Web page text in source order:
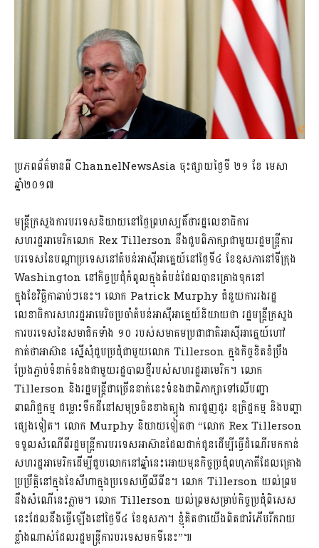
ប្រភពព័ត៌មានពី ChannelNewsAsia ចុះផ្សាយថ្ងៃទី ២១ ខែ មេសា
ឆ្នាំ២០១៧
មន្រ្តីក្រសួងការបរទេសនិយាយនៅថ្ងៃព្រហស្បតិ៍ថារដ្ឋលេខាធិការ
សហរដ្ឋអាមេរិកលោក Rex Tillerson នឹងជួបពិភាក្សាជាមួយរដ្ឋមន្ត្រីការ
បរទេសនៃបណ្តាប្រទេសនៅតំបន់អាស៊ីអាគ្នេយ៍នៅថ្ងៃទី៤ ខែឧសភានៅទីក្រុង
Washington នៅកិច្ចប្រជុំកំពូលក្នុងតំបន់ដែលបានគ្រោងទុកនៅ
ក្នុងខែវិច្ឆិកាឆាប់ៗនេះ។ លោក Patrick Murphy ជំនួយការរងរដ្ឋ
លេខាធិការសហរដ្ឋអាមេរិចប្រចាំតំបន់អាស៊ីអាគ្នេយ៍និយាយថា រដ្ឋមន្ត្រីក្រសួង
ការបរទេសនៃសមាជិកទាំង ១០ របស់សមាគមប្រជាជាតិអាស៊ីអាគ្នេយ៍ហៅ
កាត់ថាអាស៊ាន ស្នើសុំជួបប្រជុំជាមួយលោក Tillerson ក្នុងកិច្ចខិតខំប្រឹង
ប្រែងភ្ជាប់ទំនាក់ទំនងជាមួយរដ្ឋបាលថ្មីរបស់សហរដ្ឋអាមេរិក។ លោក
Tillerson និងរដ្ឋមន្ត្រីជាច្រើននាក់នេះទំនងជាពិភាក្សាទៅលើបញ្ហា
ពាណិជ្ជកម្ម ជម្លោះទឹកដីនៅសមុទ្រចិនខាងត្បូង ការជួញដូរ ឧក្រិដ្ឋកម្ម និងបញ្ហា
ផ្សេងទៀត។ លោក Murphy និយាយទៀតថា “លោក Rex Tillerson
ទទួលសំណើពីរដ្ឋមន្រ្តីការបរទេសអាស៊ានដែលដាក់ជូនដើម្បីធ្វើដំណើរមកកាន់
សហរដ្ឋអាមេរិកដើម្បីជួបលោកនៅឆ្នាំនេះអោយមុនកិច្ចប្រជុំពហុភាគីដែលគ្រោង
ប្រប្រឹត្តិនៅក្នុងខែសីហាក្នុងប្រទេសហ្វីលីពីន។ លោក Tillerson យល់ព្រម
នឹងសំណើនេះភ្លាម។ លោក Tillerson យល់ព្រមសម្រាប់កិច្ចប្រជុំពិសេស
នេះដែលនឹងធ្វើឡើងនៅថ្ងៃទី៤ ខែឧសភា។ ខ្ញុំគិតថាយើងពិតជារំភើបរីករាយ
ខ្លាំងណាស់ដែលរដ្ឋមន្រ្តីការបរទេសមកទីនេះ”៕